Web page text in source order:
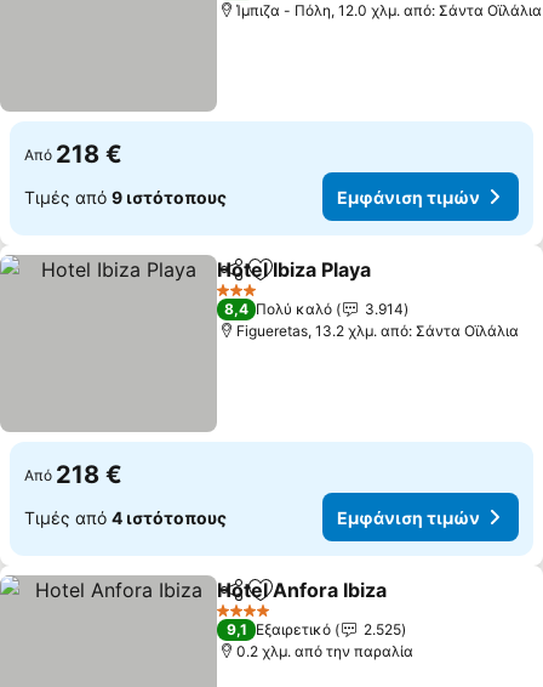
Ίμπιζα - Πόλη, 12.0 χλμ. από: Σάντα Οϊλάλια
Από 218 €
Τιμές από 9 ιστότοπους Εμφάνιση τιμών
Κοινοποίηση
Προσθήκη στα αγαπημένα
Hotel Ibiza Playa
3 Αστέρια
8,4 Πολύ καλό
3.914
Figueretas, 13.2 χλμ. από: Σάντα Οϊλάλια
Από 218 €
Τιμές από 4 ιστότοπους Εμφάνιση τιμών
Κοινοποίηση
Προσθήκη στα αγαπημένα
Hotel Anfora Ibiza
4 Αστέρια
9,1 Εξαιρετικό
2.525
0.2 χλμ. από την παραλία